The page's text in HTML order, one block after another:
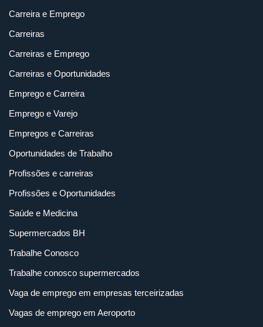
Carreira e Emprego
Carreiras
Carreiras e Emprego
Carreiras e Oportunidades
Emprego e Carreira
Emprego e Varejo
Empregos e Carreiras
Oportunidades de Trabalho
Profissões e carreiras
Profissões e Oportunidades
Saúde e Medicina
Supermercados BH
Trabalhe Conosco
Trabalhe conosco supermercados
Vaga de emprego em empresas terceirizadas
Vagas de emprego em Aeroporto